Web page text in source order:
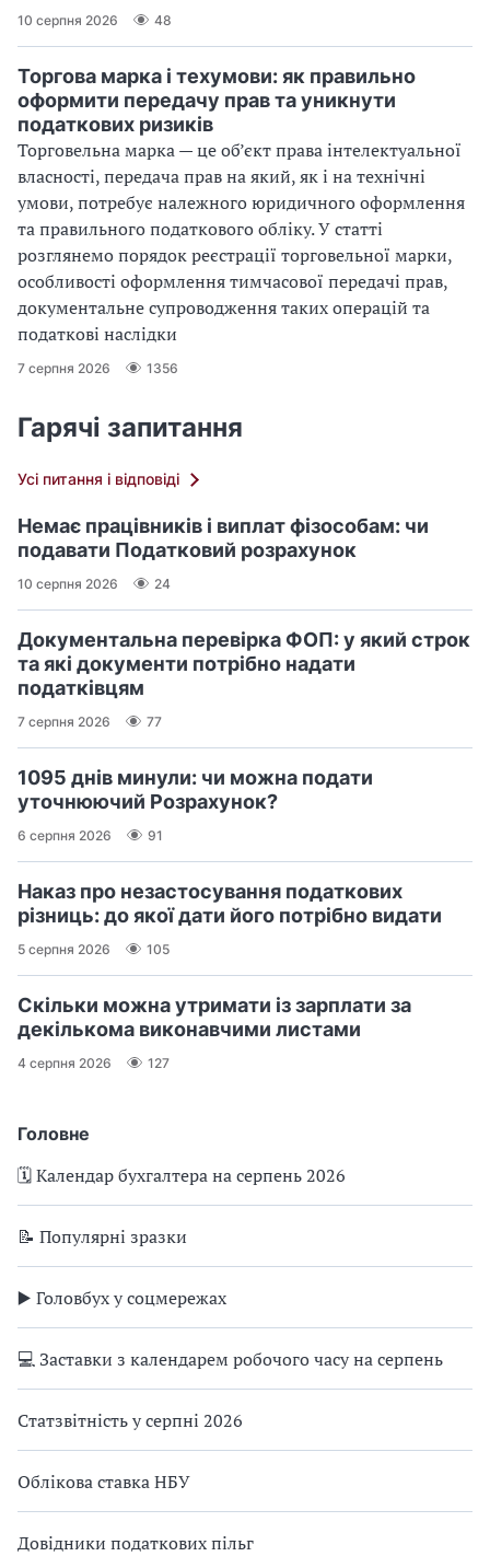
Головне
🗓️ Календар бухгалтера на серпень 2026
📝 Популярні зразки
▶️ Головбух у соцмережах
💻 Заставки з календарем робочого часу на серпень
Статзвітність у серпні 2026
Облікова ставка НБУ
Довідники податкових пільг
10 серпня 2026 48
Торгова марка і техумови: як правильно
оформити передачу прав та уникнути
податкових ризиків
Торговельна марка — це об’єкт права інтелектуальної
власності, передача прав на який, як і на технічні
умови, потребує належного юридичного оформлення
та правильного податкового обліку. У статті
розглянемо порядок реєстрації торговельної марки,
особливості оформлення тимчасової передачі прав,
документальне супроводження таких операцій та
податкові наслідки
7 серпня 2026 1356
Гарячі запитання
Усі питання і відповіді
Немає працівників і виплат фізособам: чи
подавати Податковий розрахунок
10 серпня 2026 24
Документальна перевірка ФОП: у який строк
та які документи потрібно надати
податківцям
7 серпня 2026 77
1095 днів минули: чи можна подати
уточнюючий Розрахунок?
6 серпня 2026 91
Наказ про незастосування податкових
різниць: до якої дати його потрібно видати
5 серпня 2026 105
Скільки можна утримати із зарплати за
декількома виконавчими листами
4 серпня 2026 127